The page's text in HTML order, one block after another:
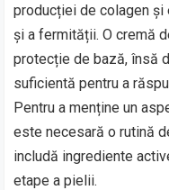
producției de colagen
și a fermității. O cremă
protecție de bază, însă
suficientă pentru a
Pentru a menține un
este necesară o rutină
includă ingrediente
etape a pielii.